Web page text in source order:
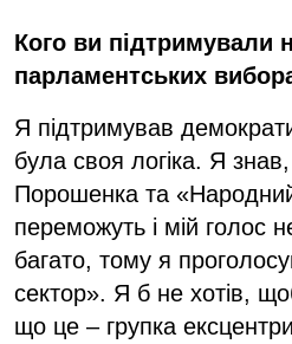
Кого ви підтримували
парламентських
Я підтримував
була своя логіка. Я
Порошенка та
переможуть і мій голос
багато, тому я
сектор». Я б не хотів,
що це – групка